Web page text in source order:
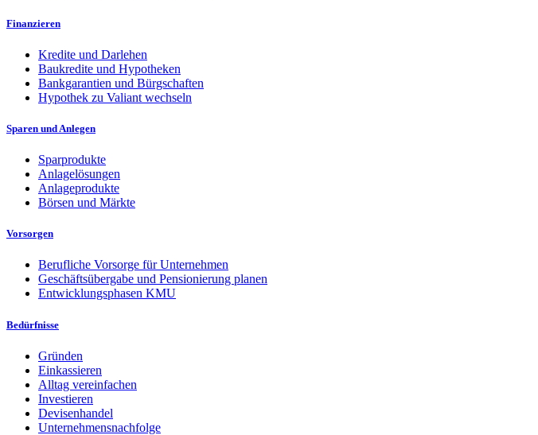
Finanzieren
Kredite und Darlehen
Baukredite und Hypotheken
Bankgarantien und Bürgschaften
Hypothek zu Valiant wechseln
Sparen und Anlegen
Sparprodukte
Anlagelösungen
Anlageprodukte
Börsen und Märkte
Vorsorgen
Berufliche Vorsorge für Unternehmen
Geschäftsübergabe und Pensionierung planen
Entwicklungsphasen KMU
Bedürfnisse
Gründen
Einkassieren
Alltag vereinfachen
Investieren
Devisenhandel
Unternehmensnachfolge